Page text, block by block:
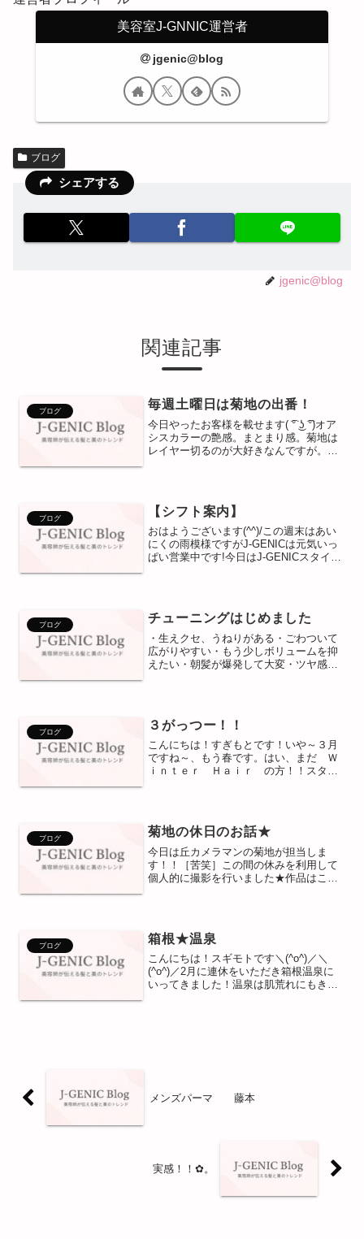
美容室J-GNNIC運営者
jgenic@blog
ブログ
シェアする
jgenic@blog
関連記事
ブログ 毎週土曜日は菊地の出番！
今日やったお客様を載せます( ͡° ͜ʖ ͡°)オア
シスカラーの艶感。まとまり感。菊地は
レイヤー切るのが大好きなんですが。時
ブログ 【シフト案内】
おはようございます(^^)/この週末はあい
にくの雨模様ですがJ-GENICは元気いっ
ぱい営業中です!今日はJ-GENICスタイリ
ブログ チューニングはじめました
・生えクセ、うねりがある・ごわついて
広がりやすい・もう少しボリュームを抑
えたい・朝髪が爆発して大変・ツヤ感が
ブログ ３がっつー！！
こんにちは！すぎもとです！いや～３月
ですね～、もう春です。はい、まだ Ｗ
ｉｎｔｅｒ Ｈａｉｒ の方！！スタイ
すめのパーマ...
ブログ 菊地の休日のお話★
今日は丘カメラマンの菊地が担当しま
す！！［苦笑］この間の休みを利用して
個人的に撮影を行いました★作品はこち
す☆カメラの実力自体まだま...
ブログ 箱根★温泉
こんにちは！スギモトです＼(^o^)／＼
(^o^)／2月に連休をいただき箱根温泉に
いってきました！温泉は肌荒れにもきき
メンズパーマ 藤本
実感！！✿。